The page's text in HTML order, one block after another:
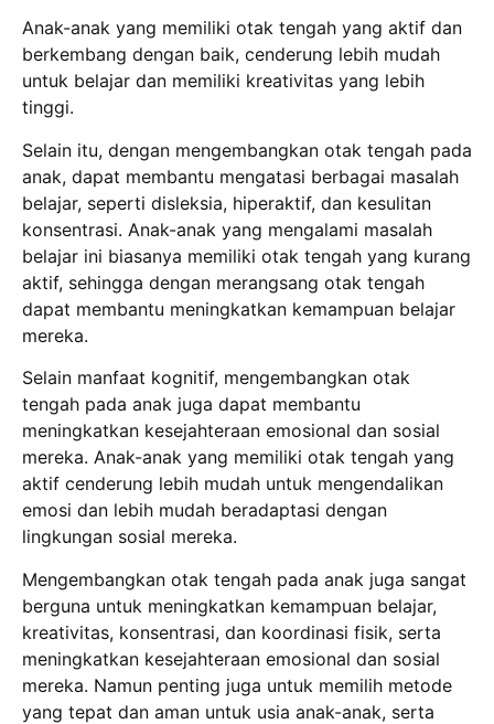
Anak-anak yang memiliki otak tengah yang aktif dan
berkembang dengan baik, cenderung lebih mudah
untuk belajar dan memiliki kreativitas yang lebih
tinggi.
Selain itu, dengan mengembangkan otak tengah pada
anak, dapat membantu mengatasi berbagai masalah
belajar, seperti disleksia, hiperaktif, dan kesulitan
konsentrasi. Anak-anak yang mengalami masalah
belajar ini biasanya memiliki otak tengah yang kurang
aktif, sehingga dengan merangsang otak tengah
dapat membantu meningkatkan kemampuan belajar
mereka.
Selain manfaat kognitif, mengembangkan otak
tengah pada anak juga dapat membantu
meningkatkan kesejahteraan emosional dan sosial
mereka. Anak-anak yang memiliki otak tengah yang
aktif cenderung lebih mudah untuk mengendalikan
emosi dan lebih mudah beradaptasi dengan
lingkungan sosial mereka.
Mengembangkan otak tengah pada anak juga sangat
berguna untuk meningkatkan kemampuan belajar,
kreativitas, konsentrasi, dan koordinasi fisik, serta
meningkatkan kesejahteraan emosional dan sosial
mereka. Namun penting juga untuk memilih metode
yang tepat dan aman untuk usia anak-anak, serta